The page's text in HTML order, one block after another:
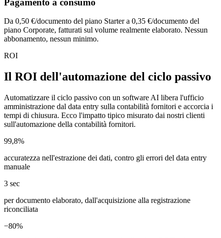
Da 0,50 €/documento del piano Starter a 0,35 €/documento del
piano Corporate, fatturati sul volume realmente elaborato. Nessun
abbonamento, nessun minimo.
ROI
Il ROI dell'automazione del ciclo passivo
Automatizzare il ciclo passivo con un software AI libera l'ufficio
amministrazione dal data entry sulla contabilità fornitori e accorcia i
tempi di chiusura. Ecco l'impatto tipico misurato dai nostri clienti
sull'automazione della contabilità fornitori.
99,8%
accuratezza nell'estrazione dei dati, contro gli errori del data entry
manuale
3 sec
per documento elaborato, dall'acquisizione alla registrazione
riconciliata
−80%